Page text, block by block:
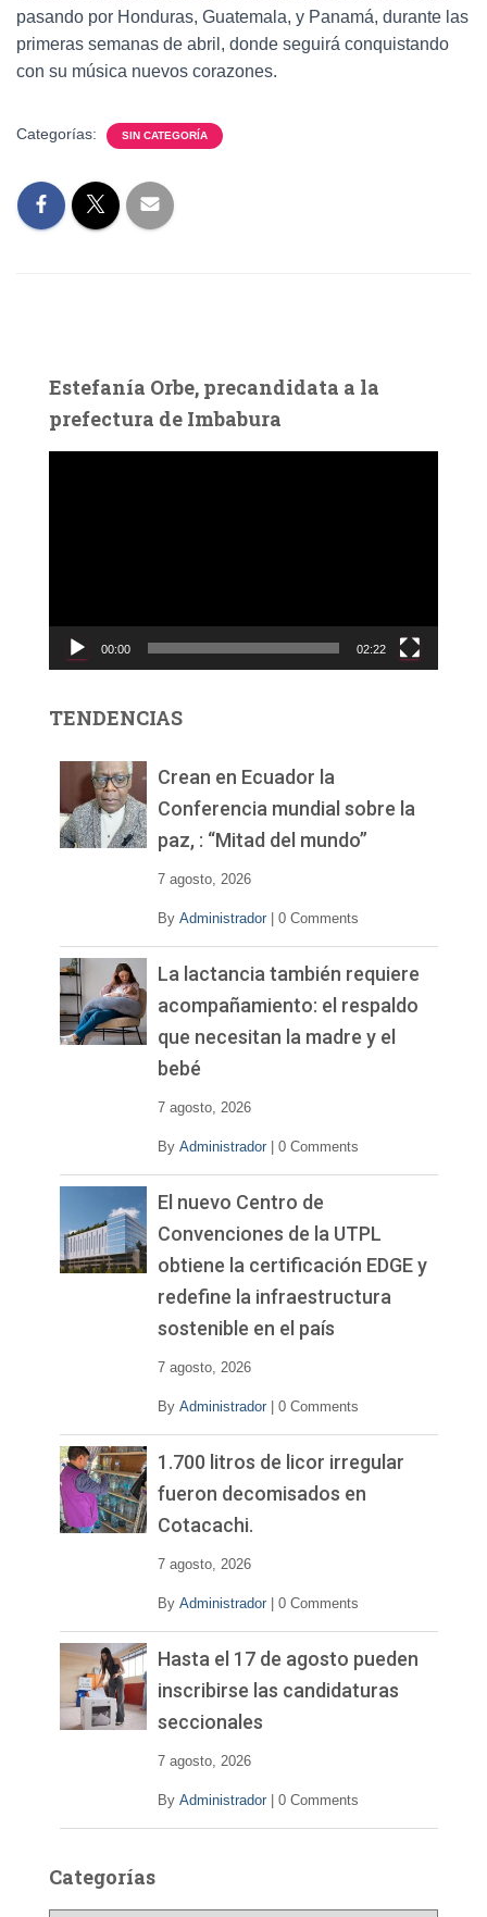
pasando por Honduras, Guatemala, y Panamá, durante las
primeras semanas de abril, donde seguirá conquistando
con su música nuevos corazones.
Categorías: SIN CATEGORÍA
Estefanía Orbe, precandidata a la
prefectura de Imbabura
c
d
00:00 02:22
TENDENCIAS
Crean en Ecuador la
Conferencia mundial sobre la
paz, : “Mitad del mundo”
7 agosto, 2026
By Administrador 0 Comments
La lactancia también requiere
acompañamiento: el respaldo
que necesitan la madre y el
bebé
7 agosto, 2026
By Administrador 0 Comments
El nuevo Centro de
Convenciones de la UTPL
obtiene la certificación EDGE y
redefine la infraestructura
sostenible en el país
7 agosto, 2026
By Administrador 0 Comments
1.700 litros de licor irregular
fueron decomisados en
Cotacachi.
7 agosto, 2026
By Administrador 0 Comments
Hasta el 17 de agosto pueden
inscribirse las candidaturas
seccionales
7 agosto, 2026
By Administrador 0 Comments
Categorías